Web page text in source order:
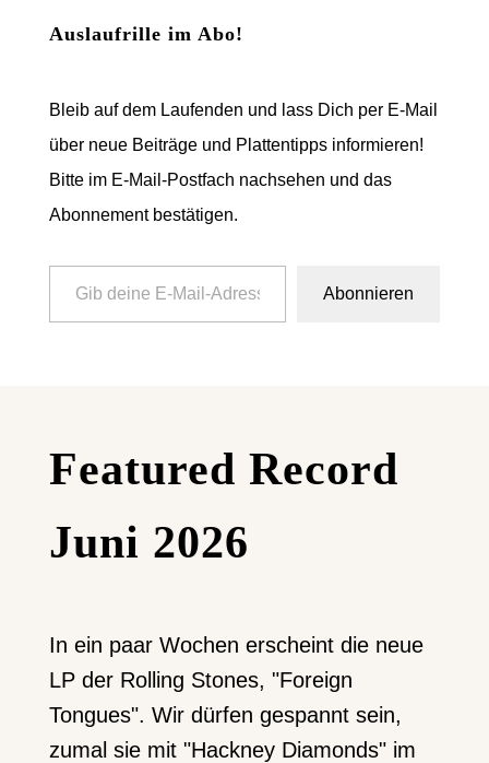
Auslaufrille im Abo!
Bleib auf dem Laufenden und lass Dich per E-Mail
über neue Beiträge und Plattentipps informieren!
Bitte im E-Mail-Postfach nachsehen und das
Abonnement bestätigen.
Gib deine E-Mail-Adresse ein ...
Abonnieren
Featured Record
Juni 2026
In ein paar Wochen erscheint die neue
LP der Rolling Stones, "Foreign
Tongues". Wir dürfen gespannt sein,
zumal sie mit "Hackney Diamonds" im